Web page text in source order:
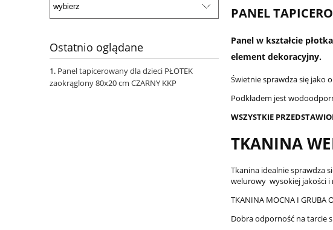
Ostatnio oglądane
Panel tapicerowany dla dzieci PŁOTEK
zaokrąglony 80x20 cm CZARNY KKP
PANEL
Panel w kształcie
element dekoracyjny.
Świetnie sprawdza się jako
Podkładem jest
WSZYSTKIE
TKANINA
Tkanina idealnie sprawdza
welurowy wysokiej jakości i
TKANINA MOCNA I GRUBA
Dobra odporność na tarcie